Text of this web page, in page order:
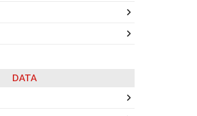
DATA